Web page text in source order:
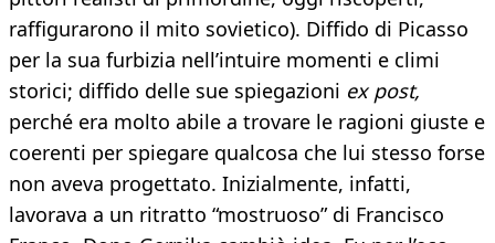
raffigurarono il mito sovietico). Diffido di Picasso
per la sua furbizia nell’intuire momenti e climi
storici; diffido delle sue spiegazioni ex post,
perché era molto abile a trovare le ragioni giuste e
coerenti per spiegare qualcosa che lui stesso forse
non aveva progettato. Inizialmente, infatti,
lavorava a un ritratto “mostruoso” di Francisco